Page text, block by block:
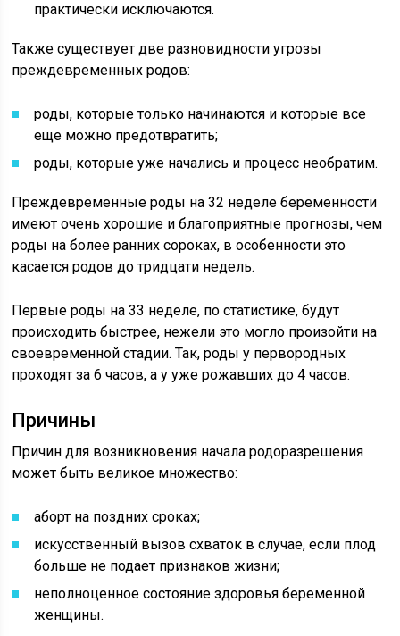
практически исключаются.
Также существует две разновидности угрозы
преждевременных родов:
роды, которые только начинаются и которые все
еще можно предотвратить;
роды, которые уже начались и процесс необратим.
Преждевременные роды на 32 неделе беременности
имеют очень хорошие и благоприятные прогнозы, чем
роды на более ранних сороках, в особенности это
касается родов до тридцати недель.
Первые роды на 33 неделе, по статистике, будут
происходить быстрее, нежели это могло произойти на
своевременной стадии. Так, роды у первородных
проходят за 6 часов, а у уже рожавших до 4 часов.
Причины
Причин для возникновения начала родоразрешения
может быть великое множество:
аборт на поздних сроках;
искусственный вызов схваток в случае, если плод
больше не подает признаков жизни;
неполноценное состояние здоровья беременной
женщины.